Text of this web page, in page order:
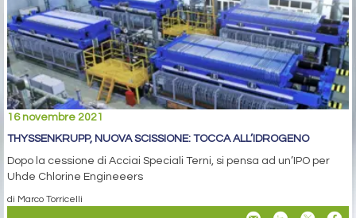
16 novembre 2021
THYSSENKRUPP, NUOVA SCISSIONE: TOCCA ALL’IDROGENO
Dopo la cessione di Acciai Speciali Terni, si pensa ad un’IPO per
Uhde Chlorine Engineeers
di Marco Torricelli